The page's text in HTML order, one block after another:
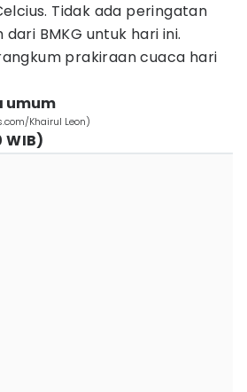
Tidak ada peringatan
BMKG untuk hari ini.
prakiraan cuaca hari
umum
Khairul Leon)
WIB)